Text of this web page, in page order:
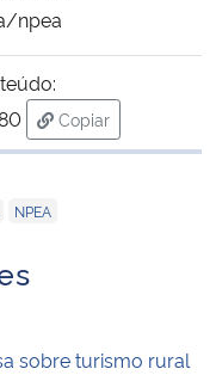
npea
Copiar
para área de
NPEA
sobre turismo rural